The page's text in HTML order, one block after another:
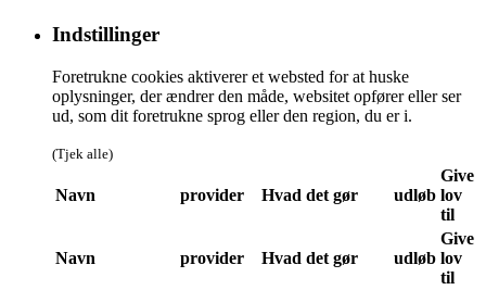
Indstillinger
Foretrukne cookies aktiverer et websted for at huske
oplysninger, der ændrer den måde, websitet opfører eller ser
ud, som dit foretrukne sprog eller den region, du er i.
(Tjek alle)
Navn provider Hvad det gør udløb
Give
lov
til
Navn provider Hvad det gør udløb
Give
lov
til